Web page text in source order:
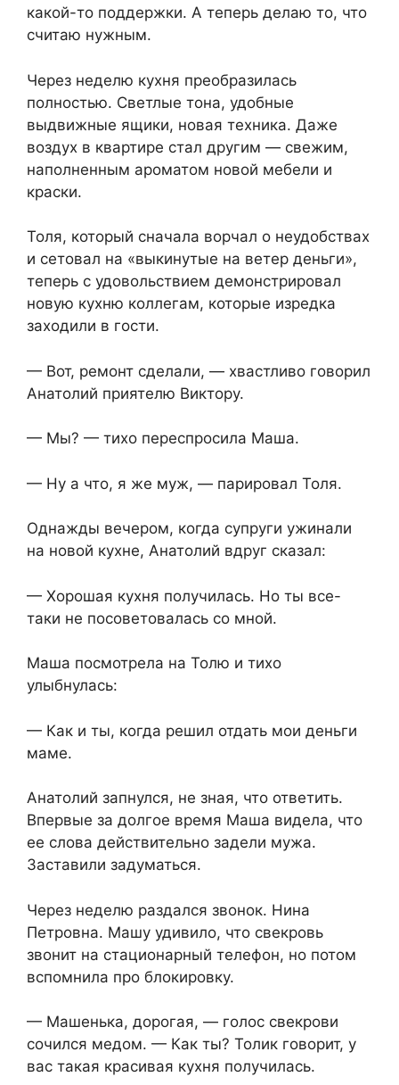
какой-то поддержки. А теперь делаю то, что
считаю нужным.
Через неделю кухня преобразилась
полностью. Светлые тона, удобные
выдвижные ящики, новая техника. Даже
воздух в квартире стал другим — свежим,
наполненным ароматом новой мебели и
краски.
Толя, который сначала ворчал о неудобствах
и сетовал на «выкинутые на ветер деньги»,
теперь с удовольствием демонстрировал
новую кухню коллегам, которые изредка
заходили в гости.
— Вот, ремонт сделали, — хвастливо говорил
Анатолий приятелю Виктору.
— Мы? — тихо переспросила Маша.
— Ну а что, я же муж, — парировал Толя.
Однажды вечером, когда супруги ужинали
на новой кухне, Анатолий вдруг сказал:
— Хорошая кухня получилась. Но ты все-
таки не посоветовалась со мной.
Маша посмотрела на Толю и тихо
улыбнулась:
— Как и ты, когда решил отдать мои деньги
маме.
Анатолий запнулся, не зная, что ответить.
Впервые за долгое время Маша видела, что
ее слова действительно задели мужа.
Заставили задуматься.
Через неделю раздался звонок. Нина
Петровна. Машу удивило, что свекровь
звонит на стационарный телефон, но потом
вспомнила про блокировку.
— Машенька, дорогая, — голос свекрови
сочился медом. — Как ты? Толик говорит, у
вас такая красивая кухня получилась.